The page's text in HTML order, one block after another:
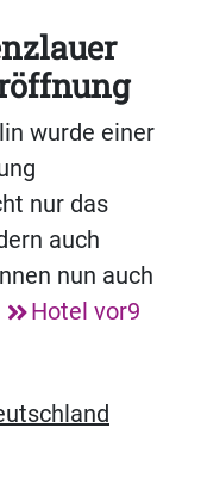
wurde einer
nur das
auch
nun auch
Hotel vor9